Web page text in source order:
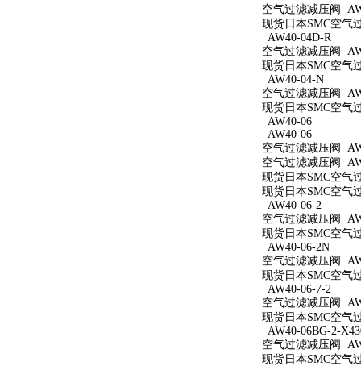
空气过滤减压阀
现货日本SMC空气
AW40-04D-R
空气过滤减压阀
现货日本SMC空气
AW40-04-N
空气过滤减压阀
现货日本SMC空气
AW40-06
AW40-06
空气过滤减压阀
空气过滤减压阀
现货日本SMC空气
现货日本SMC空气
AW40-06-2
空气过滤减压阀
现货日本SMC空气
AW40-06-2N
空气过滤减压阀
现货日本SMC空气
AW40-06-7-2
空气过滤减压阀
现货日本SMC空气
AW40-06BG-2-
空气过滤减压阀
现货日本SMC空气